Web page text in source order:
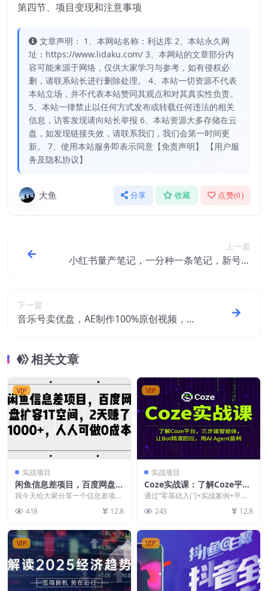
第四节、项目变现和注意事项
文章声明： 1、本网站名称：利达库 2、本站永久网
址：https://www.lidaku.com/ 3、本网站的文章部分内
容可能来源于网络，仅供大家学习与参考，如有侵权必
删，请联系站长进行删除处理。 4、本站一切资源不代表
本站立场，并不代表本站赞同其观点和对其真实性负责。
5、本站一律禁止以任何方式发布或转载任何违法的相关
信息，访客发现请向站长举报 6、本站资源大多存储在云
盘，如发现链接失效，请联系我们，我们会第一时间更
新。 7、使用本站服务即表示同意【免责声明】 【用户服
务及隐私协议】
大鱼 分享 收藏 点赞(0)
上一篇
小红书量产笔记，一分种一条笔记，新号涨
下一篇
音乐号卖优盘，AE制作100%原创视频，小
相关文章
VIP
实战项目
闲鱼信息差项目，百度网盘扩
容1T空间，2天赚了1000+，
人人可做0成本
我今天给大家分享一个信息差项
大家都比较熟悉都有用过...
418 12.8
VIP
实战项目
Coze实战课：了解Coze平
台，三步建智能体，让Bot精
准回应，用AI Agent盈利
通过“零基础入门+实战案例+平台
用，部分学员单智...
243 12.8
VIP VIP